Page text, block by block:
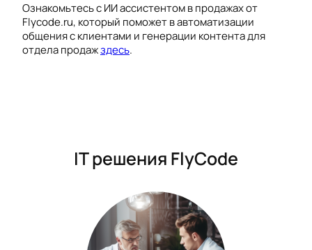
Ознакомьтесь с ИИ ассистентом в продажах от
Flycode.ru, который поможет в автоматизации
общения с клиентами и генерации контента для
отдела продажздесь.
IT решения FlyCode